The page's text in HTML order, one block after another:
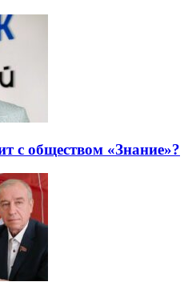
с обществом «Знание»?